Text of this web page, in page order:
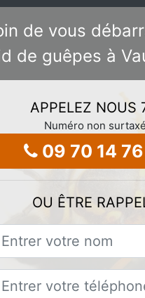
de vous
de guêpes à
APPELEZ NOUS
Numéro non surtaxé
09 70 14 76
OU ÊTRE